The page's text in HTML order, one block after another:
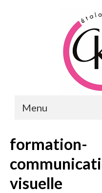
Menu
formation-
visuelle